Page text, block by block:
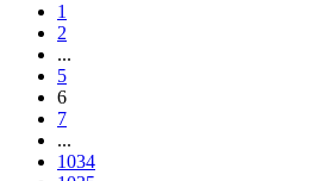
1
2
...
5
6
7
...
1034